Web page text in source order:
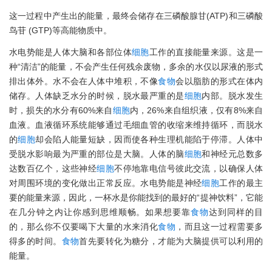
这一过程中产生出的能量，最终会储存在三磷酸腺甘(ATP)和三磷酸
鸟苷 (GTP)等高能物质中。
水电势能是人体大脑和各部位体细胞工作的直接能量来源。这是一
种“清洁”的能量，不会产生任何残余废物，多余的水仅以尿液的形式
排出体外。水不会在人体中堆积，不像食物会以脂肪的形式在体内
储存。人体缺乏水分的时候，脱水最严重的是细胞内部。脱水发生
时，损失的水分有60%来自细胞内，26%来自组织液，仅有8%来自
血液。血液循环系统能够通过毛细血管的收缩来维持循环，而脱水
的细胞却会陷人能量短缺，因而使各种生理机能陷于停滞。人体中
受脱水影响最为严重的部位是大脑。人体的脑细胞和神经元总数多
达数百亿个，这些神经细胞不停地靠电信号彼此交流，以确保人体
对周围环境的变化做出正常反应。水电势能是神经细胞工作的最主
要的能量来源，因此，一杯水是你能找到的最好的“提神饮料”，它能
在几分钟之内让你感到思维顺畅。如果想要靠食物达到同样的目
的，那么你不仅要喝下大量的水来消化食物 ，而且这一过程需要多
得多的时间。 食物首先要转化为糖分，才能为大脑提供可以利用的
能量。